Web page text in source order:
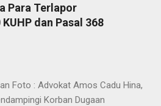
Para Terlapor
dan Pasal 368
Foto : Advokat Amos Cadu Hina,
Korban Dugaan